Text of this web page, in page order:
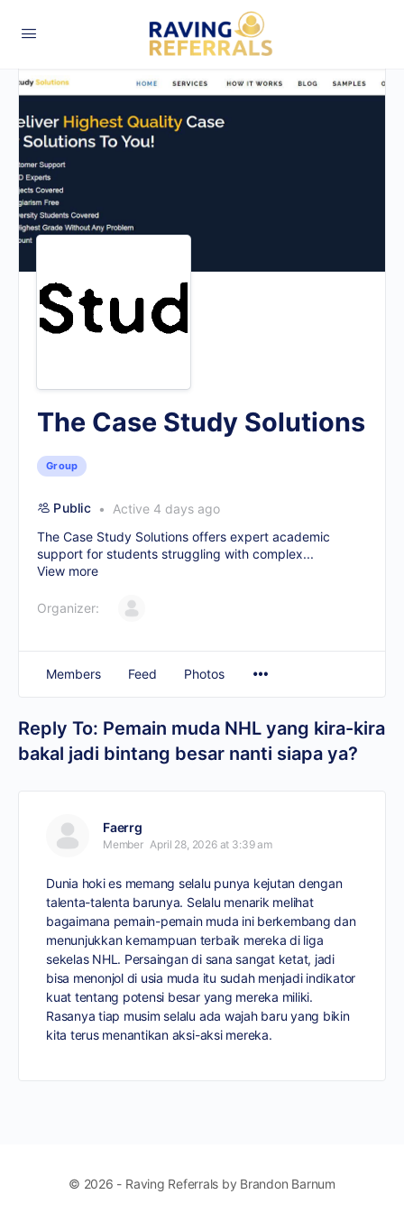
The Case Study Solutions
Group
Public
Active 4 days ago
The Case Study Solutions offers expert academic
support for students struggling with complex...
View more
Organizer:
Members Feed Photos
Reply To: Pemain muda NHL yang kira-kira
bakal jadi bintang besar nanti siapa ya?
Faerrg
Member April 28, 2026 at 3:39 am
Dunia hoki es memang selalu punya kejutan dengan
talenta-talenta barunya. Selalu menarik melihat
bagaimana pemain-pemain muda ini berkembang dan
menunjukkan kemampuan terbaik mereka di liga
sekelas NHL. Persaingan di sana sangat ketat, jadi
bisa menonjol di usia muda itu sudah menjadi indikator
kuat tentang potensi besar yang mereka miliki.
Rasanya tiap musim selalu ada wajah baru yang bikin
kita terus menantikan aksi-aksi mereka.
© 2026 - Raving Referrals by Brandon Barnum